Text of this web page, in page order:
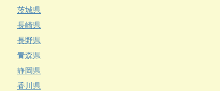
茨城県
長崎県
長野県
青森県
静岡県
香川県